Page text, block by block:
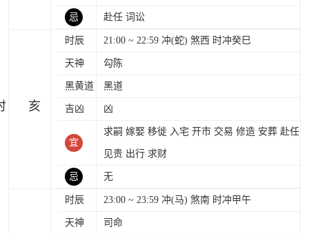
忌 赴任 词讼
时辰 21:00 ~ 22:59 冲(蛇) 煞西 时冲癸巳
天神 勾陈
黑黄道 黑道
吉凶 凶
宜
求嗣 嫁娶 移徙 入宅 开市 交易 修造 安葬 赴任
见贵 出行 求财
忌 无
时辰 23:00 ~ 23:59 冲(马) 煞南 时冲甲午
天神 司命